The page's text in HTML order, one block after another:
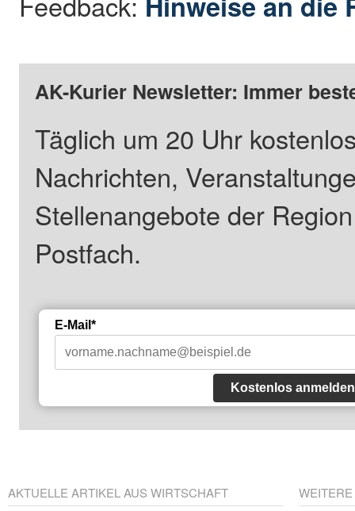
AK-Kurier Newsletter: Immer
Täglich um 20 Uhr
Nachrichten,
Stellenangebote der
Postfach.
E-Mail*
Kostenlos anmelden
AKTUELLE ARTIKEL AUS WIRTSCHAFT